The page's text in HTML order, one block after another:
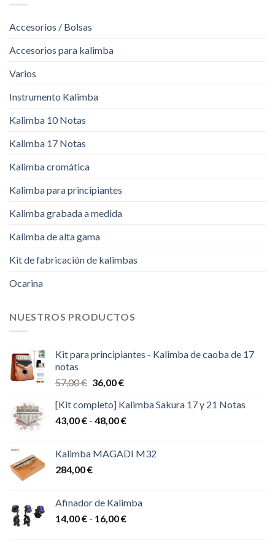
Accesorios / Bolsas
Accesorios para kalimba
Varios
Instrumento Kalimba
Kalimba 10 Notas
Kalimba 17 Notas
Kalimba cromática
Kalimba para principiantes
Kalimba grabada a medida
Kalimba de alta gama
Kit de fabricación de kalimbas
Ocarina
NUESTROS PRODUCTOS
Kit para principiantes - Kalimba de caoba de 17
notas
57,00€ El
original
era:
36,00€El
actual
es:
[Kit completo] Kalimba Sakura 17 y 21 Notas
43,00€ - 48,00€Rango
desde
48,00 €
Kalimba MAGADI M32
284,00€
Afinador de Kalimba
14,00€ - 16,00€Rango